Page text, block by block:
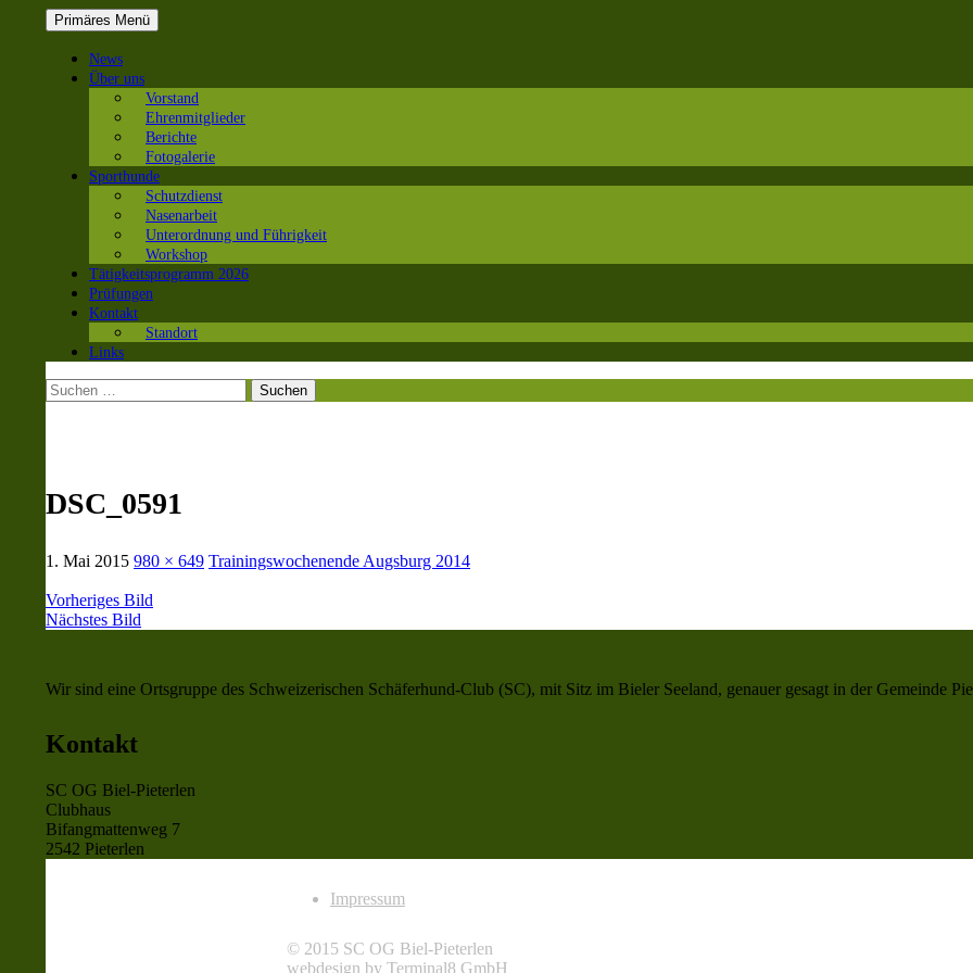
SC OG Biel-Pieterlen
Suchen
Primäres Menü Zum
Inhalt
News
Über uns
Vorstand
Ehrenmitglieder
Berichte
Fotogalerie
Sporthunde
Schutzdienst
Nasenarbeit
Unterordnung und Führigkeit
Workshop
Tätigkeitsprogramm 2026
Prüfungen
Kontakt
Standort
Links
Suchen
nach:
DSC_0591
1. Mai 2015 980 × 649 Trainingswochenende Augsburg 2014
Vorheriges Bild
Nächstes Bild
Wir sind eine Ortsgruppe des Schweizerischen Schäferhund-Club (SC), mit Sitz im Bieler Seeland, genauer gesagt in der Gemeinde
Kontakt
SC OG Biel-Pieterlen
Clubhaus
Bifangmattenweg 7
2542 Pieterlen
Impressum
© 2015 SC OG Biel-Pieterlen
webdesign by Terminal8 GmbH